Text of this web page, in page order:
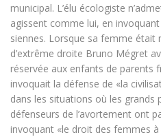
municipal. L’élu écologiste
agissent comme lui, en
siennes. Lorsque sa femme était
d’extrême droite Bruno Mégret
réservée aux enfants de parents
invoquait la défense de «la
dans les situations où les grands
défenseurs de l’avortement ont
invoquant «le droit des femmes